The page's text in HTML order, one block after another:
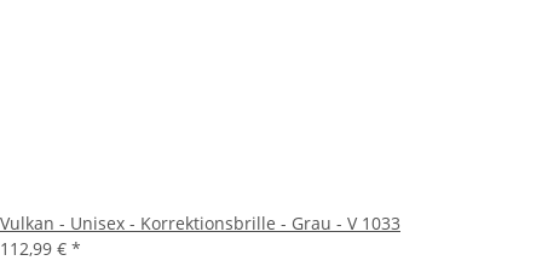
Vulkan - Unisex - Korrektionsbrille - Grau - V 1033
112,99 € *